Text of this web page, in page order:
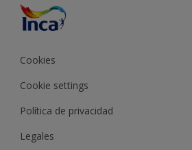
Cookies
Cookie settings
Política de privacidad
Legales